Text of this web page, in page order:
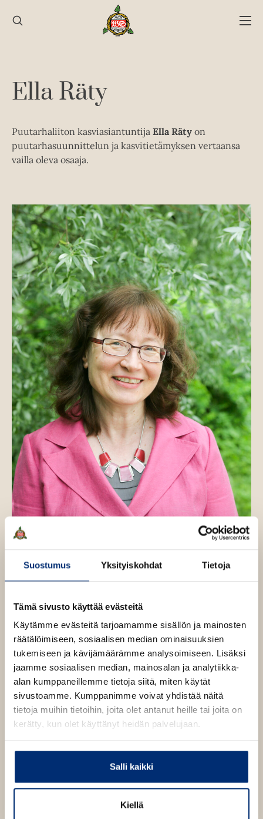
Suostumus Yksityiskohdat Tietoja
Tämä sivusto käyttää evästeitä
Käytämme evästeitä tarjoamamme sisällön ja mainosten
räätälöimiseen, sosiaalisen median ominaisuuksien
tukemiseen ja kävijämäärämme analysoimiseen. Lisäksi
jaamme sosiaalisen median, mainosalan ja analytiikka-
alan kumppaneillemme tietoja siitä, miten käytät
sivustoamme. Kumppanimme voivat yhdistää näitä
tietoja muihin tietoihin, joita olet antanut heille tai joita on
kerätty, kun olet käyttänyt heidän palvelujaan.
Salli kaikki
Kiellä
sisältöön
Ella Räty
Puutarhaliiton kasviasiantuntija Ella Räty on
puutarhasuunnittelun ja kasvitietämyksen vertaansa
vailla oleva osaaja.
Teokset